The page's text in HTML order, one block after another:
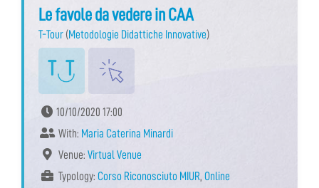
Le favole da vedere in CAA
T-Tour (Metodologie Didattiche Innovative)
10/10/2020 17:00
With: Maria Caterina Minardi
Venue: Virtual Venue
Typology: Corso Riconosciuto MIUR, Online